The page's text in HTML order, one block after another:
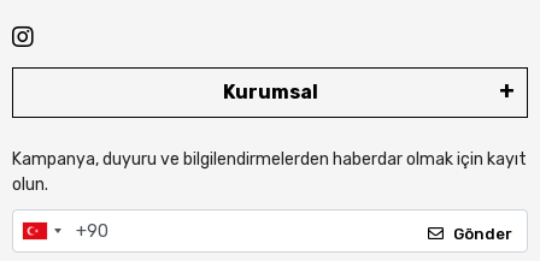
Kurumsal
Kampanya, duyuru ve bilgilendirmelerden haberdar olmak için kayıt
olun.
Gönder